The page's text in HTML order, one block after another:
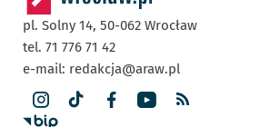
pl. Solny 14, 50-062 Wrocław
tel. 71 776 71 42
e-mail: redakcja@araw.pl